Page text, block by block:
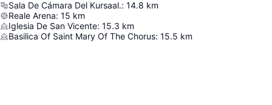
Sala De Cámara Del Kursaal.: 14.8 km
Reale Arena: 15 km
Iglesia De San Vicente: 15.3 km
Basilica Of Saint Mary Of The Chorus: 15.5 km